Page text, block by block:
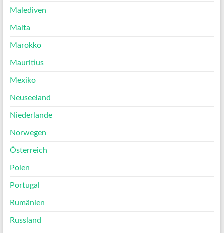
Malediven
Malta
Marokko
Mauritius
Mexiko
Neuseeland
Niederlande
Norwegen
Österreich
Polen
Portugal
Rumänien
Russland